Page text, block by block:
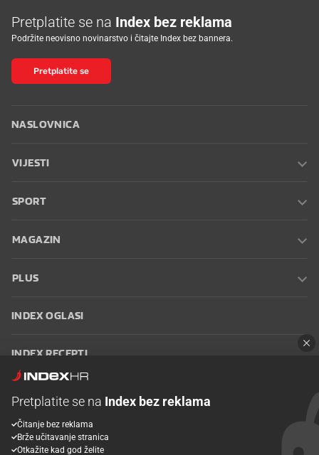
Pretplatite se na Index bez reklama
Podržite neovisno novinarstvo i čitajte Index bez bannera.
Pretplatite se
NASLOVNICA
VIJESTI
SPORT
MAGAZIN
PLUS
INDEX OGLASI
INDEX RECEPTI
Oglašavanje Zaposli se na Indexu
korištenja
Postavke kolačića
Pretplatite se na Index bez reklama
Čitanje bez reklama
Brže učitavanje stranica
Otkažite kad god želite